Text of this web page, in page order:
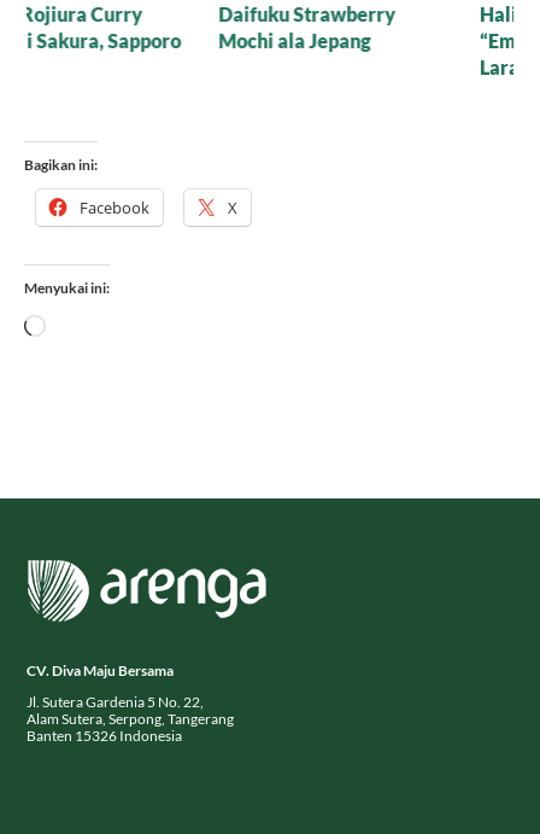
Daifuku Strawberry
Mochi ala Jepang
Halimun, Menemukan
“Emas Hitam” di Hutan
Bagikan ini:
Facebook X
Menyukai ini:
Memuat...
CV. Diva Maju Bersama
Jl. Sutera Gardenia 5 No. 22,
Alam Sutera, Serpong, Tangerang